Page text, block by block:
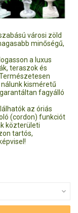
városi zöld
minőségű,
a luxus
teraszok és
kisméretű
fagyálló
az óriás
(cordon) funkciót
közterületi
tartós,
